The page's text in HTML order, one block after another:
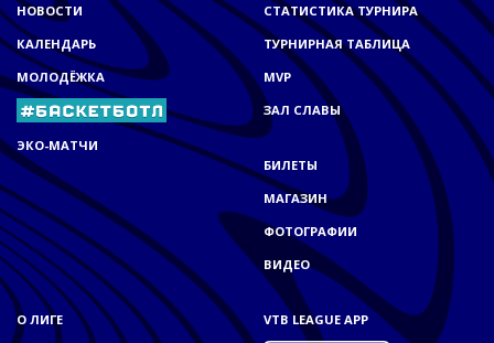
НОВОСТИ
КАЛЕНДАРЬ
МОЛОДЁЖКА
ЭКО-МАТЧИ
СТАТИСТИКА ТУРНИРА
ТУРНИРНАЯ ТАБЛИЦА
MVP
ЗАЛ СЛАВЫ
БИЛЕТЫ
МАГАЗИН
ФОТОГРАФИИ
ВИДЕО
О ЛИГЕ VTB LEAGUE APP